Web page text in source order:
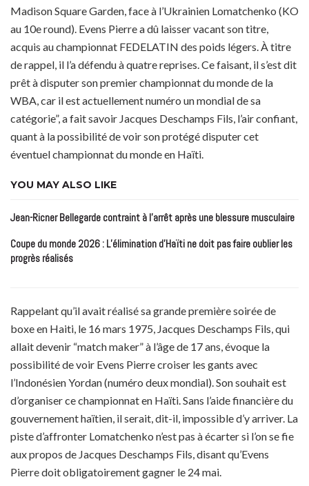
Madison Square Garden, face à l’Ukrainien Lomatchenko (KO
au 10e round). Evens Pierre a dû laisser vacant son titre,
acquis au championnat FEDELATIN des poids légers. À titre
de rappel, il l’a défendu à quatre reprises. Ce faisant, il s’est dit
prêt à disputer son premier championnat du monde de la
WBA, car il est actuellement numéro un mondial de sa
catégorie”, a fait savoir Jacques Deschamps Fils, l’air confiant,
quant à la possibilité de voir son protégé disputer cet
éventuel championnat du monde en Haïti.
YOU MAY ALSO LIKE
Jean-Ricner Bellegarde contraint à l’arrêt après une blessure musculaire
Coupe du monde 2026 : L’élimination d’Haïti ne doit pas faire oublier les
progrès réalisés
Rappelant qu’il avait réalisé sa grande première soirée de
boxe en Haiti, le 16 mars 1975, Jacques Deschamps Fils, qui
allait devenir “match maker” à l’âge de 17 ans, évoque la
possibilité de voir Evens Pierre croiser les gants avec
l’Indonésien Yordan (numéro deux mondial). Son souhait est
d’organiser ce championnat en Haïti. Sans l’aide financière du
gouvernement haïtien, il serait, dit-il, impossible d’y arriver. La
piste d’affronter Lomatchenko n’est pas à écarter si l’on se fie
aux propos de Jacques Deschamps Fils, disant qu’Evens
Pierre doit obligatoirement gagner le 24 mai.